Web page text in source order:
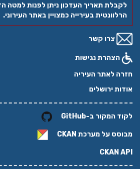
לקבלת תאריך העדכון ניתן לפנות למטה
הרלוונטית בעירייה כמצויין באתר העירוני.
צרו קשר
הצהרת נגישות
חזרה לאתר העיריה
אודות ירושלים
לקוד המקור ב-GitHub
מבוסס על מערכת CKAN
CKAN API